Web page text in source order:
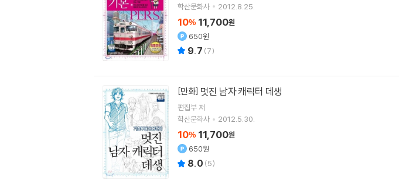
학산문화사
2012.8.25.
10% 11,700원
650원
9.7 (7)
[만화] 멋진 남자 캐릭터 데생
편집부 저
학산문화사
2012.5.30.
10% 11,700원
650원
8.0 (5)